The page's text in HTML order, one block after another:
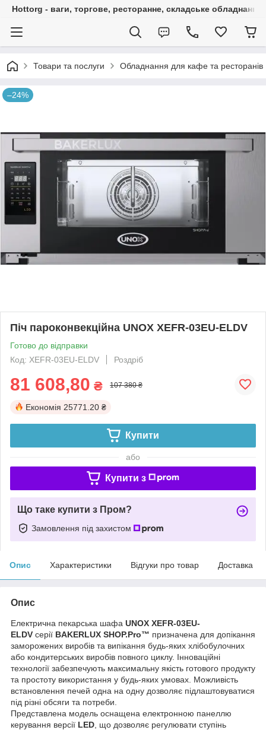
Hottorg - ваги, торгове, ресторанне, складське обладнання
Товари та послуги Обладнання для кафе та ресторанів
–24%
Піч пароконвекційна UNOX XEFR-03EU-ELDV
Готово до відправки
Код: XEFR-03EU-ELDV
Роздріб
81 608,80 ₴ 107 380 ₴
Економія 25771.20 ₴
Купити
або
Купити з
Що таке купити з Пром?
Замовлення під захистом
Опис Характеристики Відгуки про товар Доставка
Опис
Електрична пекарська шафа UNOX XEFR-03EU-
ELDV серії BAKERLUX SHOP.Pro™ призначена для допікання
заморожених виробів та випікання будь-яких хлібобулочних
або кондитерських виробів повного циклу. Інноваційні
технології забезпечують максимальну якість готового продукту
та простоту використання у будь-яких умовах. Можливість
встановлення печей одна на одну дозволяє підлаштовуватися
під різні обсяги та потреби.
Представлена модель оснащена електронною панеллю
керування версії LED , що дозволяє регулювати ступінь